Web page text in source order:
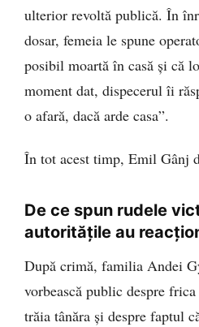
ulterior revoltă publică. În
dosar, femeia le spune
posibil moartă în casă și că
moment dat, dispecerul îi
o afară, dacă arde casa”.
În tot acest timp, Emil Gânj
De ce spun rudele
autoritățile au
După crimă, familia Andei
vorbească public despre
trăia tânăra și despre faptul